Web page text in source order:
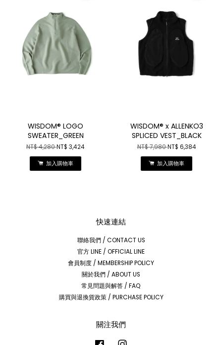
WISDOM® LOGO
SWEATER_GREEN
NT$ 4,280NT$ 3,424
加入購物車
WISDOM® x ALLENKO3
SPLICED VEST_BLACK
NT$ 7,980NT$ 6,384
加入購物車
快速連結
聯絡我們 / CONTACT US
官方 LINE / OFFICIAL LINE
會員制度 / MEMBERSHIP POLICY
關於我們 / ABOUT US
常見問題與解答 / FAQ
購買與退換貨政策 / PURCHASE POLICY
關注我們
Facebook